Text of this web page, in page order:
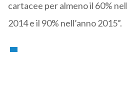
cartacee per almeno il 60%
2014 e il 90% nell’anno 2015”.